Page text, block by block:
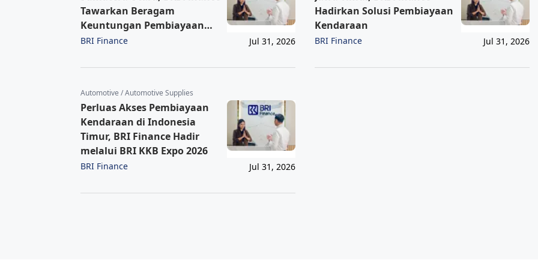
Tawarkan Beragam
Keuntungan Pembiayaan
Kendaraan
BRI Finance Jul 31, 2026
Hadirkan Solusi Pembiayaan
Kendaraan
BRI Finance Jul 31, 2026
Automotive / Automotive Supplies
Perluas Akses Pembiayaan
Kendaraan di Indonesia
Timur, BRI Finance Hadir
melalui BRI KKB Expo 2026
BRI Finance Jul 31, 2026